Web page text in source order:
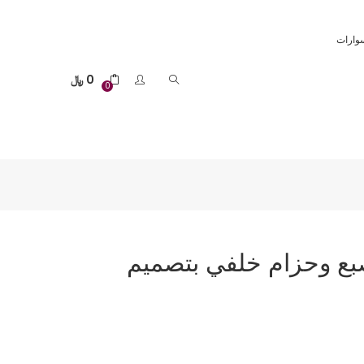
0
0 ﷼
وحزام خلفي بتصميم